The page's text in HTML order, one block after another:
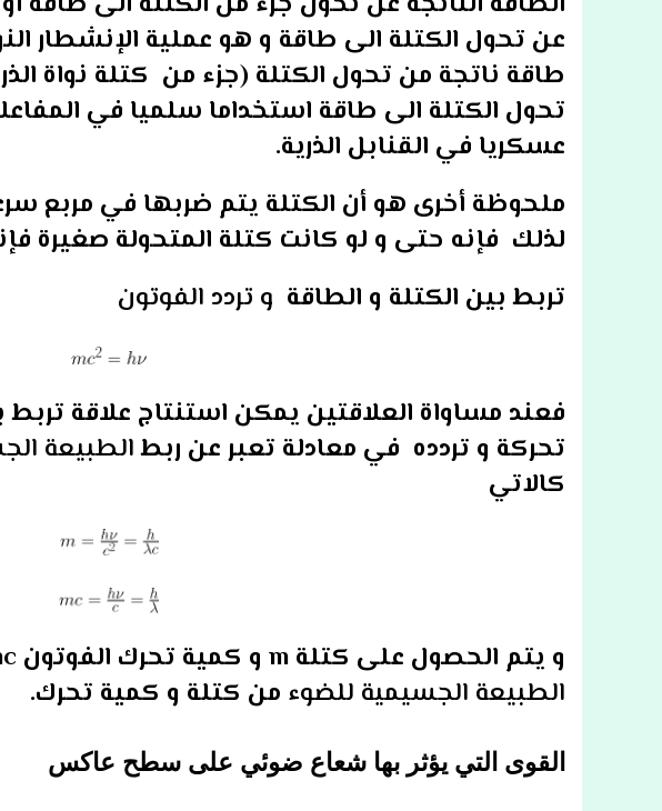
عن تحول الكتلة الى طاقة و هو عملية الإنشطار
طاقة ناتجة من تحول الكتلة (جزء من كتلة نواة
تحول الكتلة الى طاقة استخداما سلميا في
عسكريا في القنابل الذرية.
ملحوظة أخرى هو أن الكتلة يتم ضربها في مربع
لذلك فإنه حتى و لو كانت كتلة المتحولة صغيرة
تربط بين الكتلة و الطاقة و تردد الفوتون
فعند مساواة العلاقتين يمكن استنتاج علاقة
تحركة و تردده في معادلة تعبر عن ربطالطبيعة
كالاتي
و يتم الحصول على كتلة m و كمية تحرك الفوتون mc. و في النهاية تم تحديد
الطبيعة الجسيمية للضوء من كتلة و كمية تحرك.
القوى التي يؤثر بها شعاع ضوئي على سطح عاكس